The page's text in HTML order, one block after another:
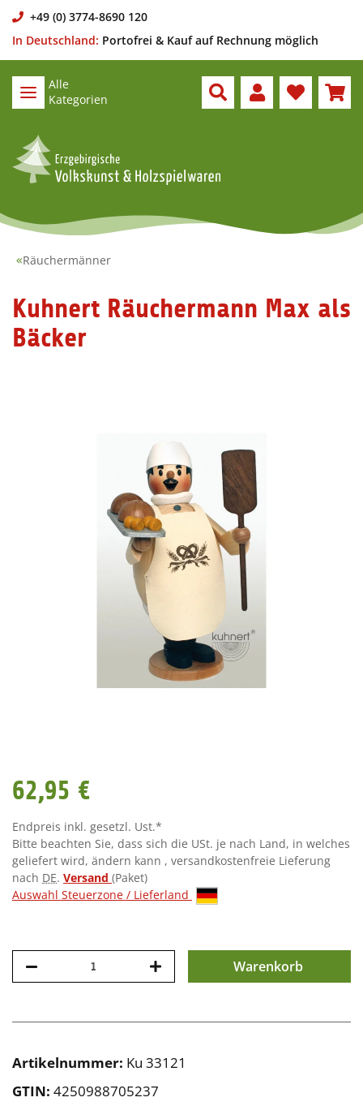
+49 (0) 3774-8690 120
In Deutschland: Portofrei & Kauf auf Rechnung möglich
Alle
Kategorien
Räuchermänner
Kuhnert Räuchermann Max als
Bäcker
62,95 €
Endpreis inkl. gesetzl. Ust.*
Bitte beachten Sie, dass sich die USt. je nach Land, in welches
geliefert wird, ändern kann , versandkostenfreie Lieferung
nach DE. Versand (Paket)
Auswahl Steuerzone / Lieferland
Warenkorb
Artikelnummer: Ku 33121
GTIN: 4250988705237